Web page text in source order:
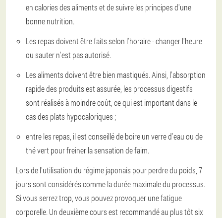
en calories des aliments et de suivre les principes d'une
bonne nutrition.
Les repas doivent être faits selon l'horaire - changer l'heure
ou sauter n'est pas autorisé.
Les aliments doivent être bien mastiqués. Ainsi, l'absorption
rapide des produits est assurée, les processus digestifs
sont réalisés à moindre coût, ce qui est important dans le
cas des plats hypocaloriques ;
entre les repas, il est conseillé de boire un verre d'eau ou de
thé vert pour freiner la sensation de faim.
Lors de l'utilisation du régime japonais pour perdre du poids, 7
jours sont considérés comme la durée maximale du processus.
Si vous serrez trop, vous pouvez provoquer une fatigue
corporelle. Un deuxième cours est recommandé au plus tôt six